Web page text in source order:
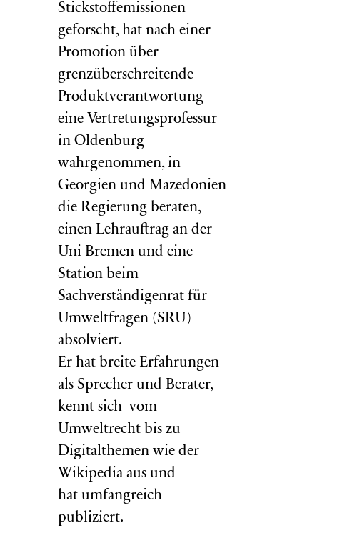
Stickstoffemissionen
geforscht, hat nach einer
Promotion über
grenzüberschreitende
Produktverantwortung
eine Vertretungsprofessur
in Oldenburg
wahrgenommen, in
Georgien und Mazedonien
die Regierung beraten,
einen Lehrauftrag an der
Uni Bremen und eine
Station beim
Sachverständigenrat für
Umweltfragen (SRU )
absolviert.
Er hat breite Erfahrungen
als Sprecher und Berater,
kennt sich vom
Umweltrecht bis zu
Digitalthemen wie der
Wikipedia aus und
hat umfangreich
publiziert.